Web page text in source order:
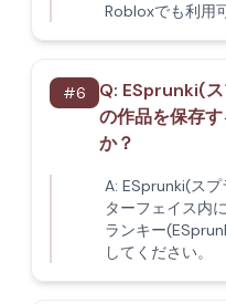
Robloxでも利用
#6 Q: ESprunki(
の作品を保存
か？
A: ESprunki(ス
ターフェイス内
ランキー
してください。